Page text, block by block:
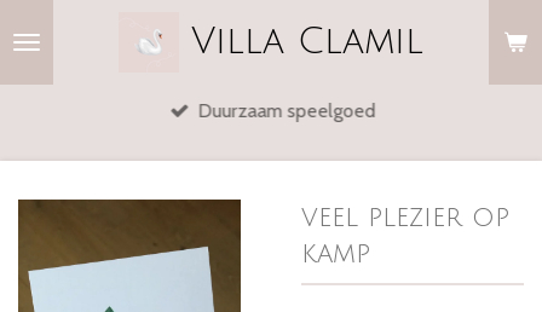
hoofdinhoud
Villa Clamil
Duurzaam speelgoed
veel plezier op
kamp